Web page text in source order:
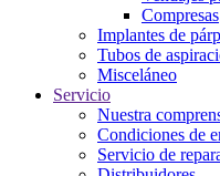
Compresas
Implantes de
Tubos de
Misceláneo
Servicio
Nuestra
Condiciones de
Servicio de